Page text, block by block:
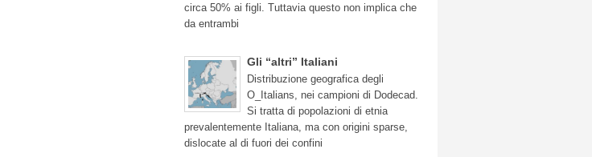
circa 50% ai figli. Tuttavia questo non implica che
da entrambi
Gli “altri” Italiani
Distribuzione geografica degli
O_Italians, nei campioni di Dodecad.
Si tratta di popolazioni di etnia
prevalentemente Italiana, ma con origini sparse,
dislocate al di fuori dei confini